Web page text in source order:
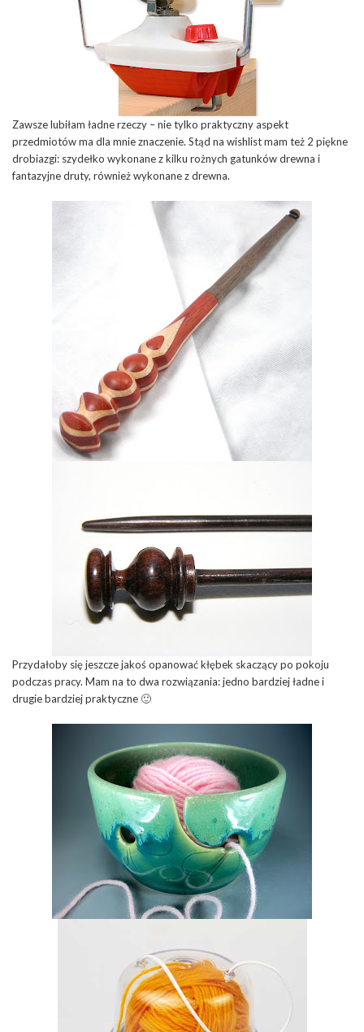
Zawsze lubiłam ładne rzeczy – nie tylko praktyczny aspekt
przedmiotów ma dla mnie znaczenie. Stąd na wishlist mam też 2 piękne
drobiazgi: szydełko wykonane z kilku rożnych gatunków drewna i
fantazyjne druty, również wykonane z drewna.
Przydałoby się jeszcze jakoś opanować kłębek skaczący po pokoju
podczas pracy. Mam na to dwa rozwiązania: jedno bardziej ładne i
drugie bardziej praktyczne 🙂